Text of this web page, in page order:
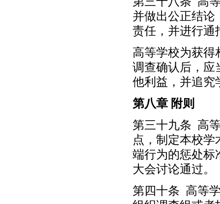
并做出公正结论
责任，并进行通
高等学校为获得
调查确认后，应
他利益，并追究
第八章 附则
第三十九条 高
点，制定本校
端行为的惩处标
大会讨论通过。
第四十条 高等